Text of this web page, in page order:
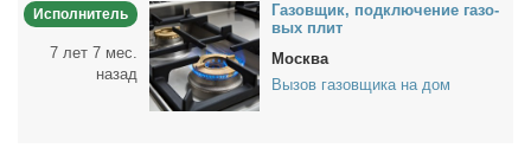
Исполнитель
7 лет 7 мес.
назад
Га­зов­щик, под­клю­че­ние га­зо­
вых плит
Москва
Вызов газовщика на дом